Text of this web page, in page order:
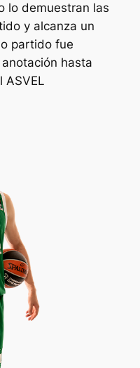
lo demuestran las
y alcanza un
partido fue
hasta
ASVEL